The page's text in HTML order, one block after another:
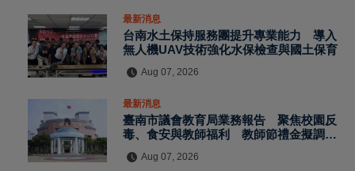
最新消息
台南水土保持服務團提升專業能力 導入
無人機UAV技術強化水保檢查與國土保育
Aug 07, 2026
最新消息
臺南市議會教育局業務報告 聚焦校園反
毒、食安與教師福利 教師節禮金擬調升
Aug 07, 2026